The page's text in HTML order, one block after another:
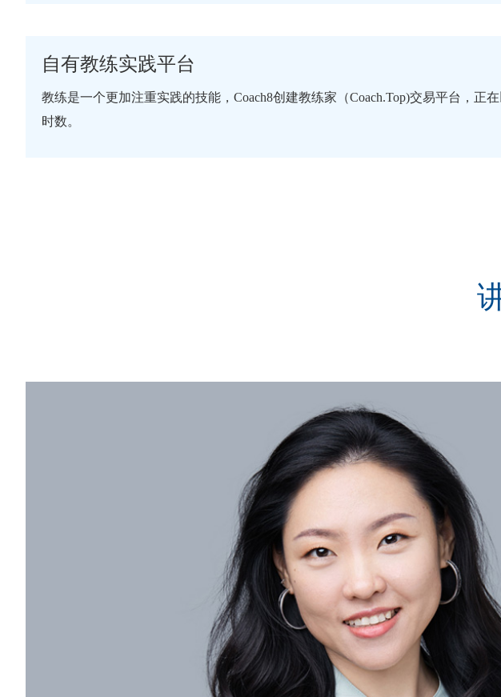
自有教练实践平台
教练是一个更加注重实践的技能，Coach8创建教练家（Coach.Top)交易平台，
时数。